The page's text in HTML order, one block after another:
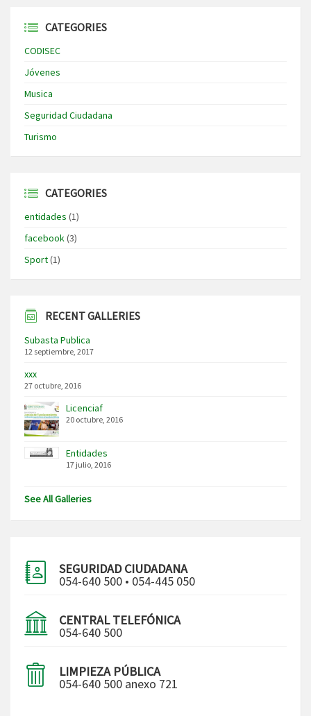
CATEGORIES
CODISEC
Jóvenes
Musica
Seguridad Ciudadana
Turismo
CATEGORIES
entidades (1)
facebook(3)
Sport(1)
RECENT GALLERIES
Subasta Publica
12 septiembre, 2017
xxx
27 octubre, 2016
Licenciaf
20 octubre, 2016
Entidades
17 julio, 2016
See All Galleries
SEGURIDAD CIUDADANA
054-640 500 • 054-445 050
CENTRAL TELEFÓNICA
054-640 500
LIMPIEZA PÚBLICA
054-640 500 anexo 721